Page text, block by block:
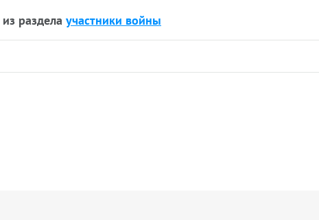
раздела участники войны